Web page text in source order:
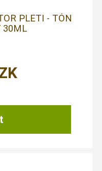
PLETI - TÓN
30ML